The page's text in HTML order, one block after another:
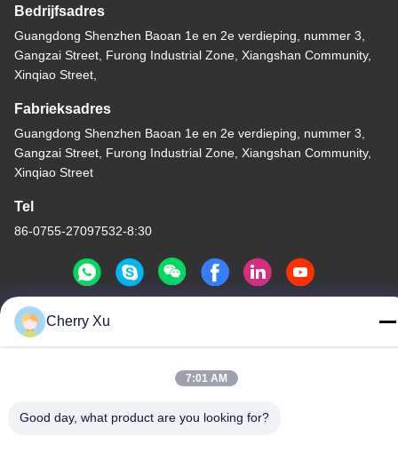
Bedrijfsadres
Guangdong Shenzhen Baoan 1e en 2e verdieping, nummer 3,
Gangzai Street, Furong Industrial Zone, Xiangshan Community,
Xinqiao Street,
Fabrieksadres
Guangdong Shenzhen Baoan 1e en 2e verdieping, nummer 3,
Gangzai Street, Furong Industrial Zone, Xiangshan Community,
Xinqiao Street
Tel
86-0755-27097532-8:30
China Goede kwaliteit CNC-bewerking op maat Leverancier.
rechten voorbehouden.
Cherry Xu
7:01 AM
Good day, what product are you looking for?